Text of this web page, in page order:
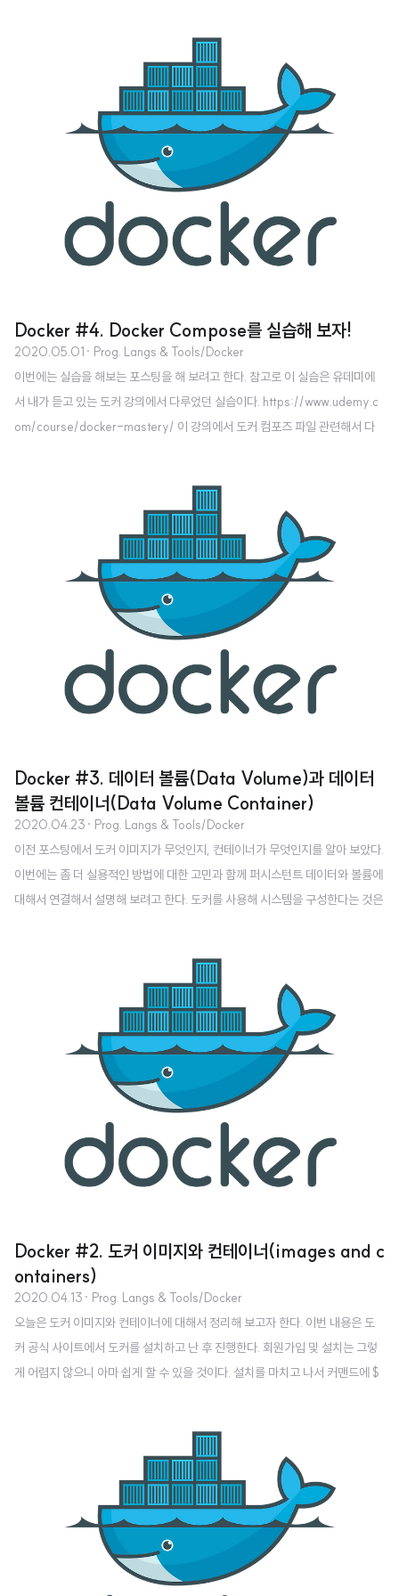
간의 통신은 어떻게 해야 하는지 등의 조율을 수월하게 할 수 있다. 여기서 잠깐,
도커에서 쓰이는 다양한 도구들의 역할을 복습하고 가자 도커 컴포즈(docker-
compose) : 여러 컨테이너로 구성된 도커 어플리케이션을 관리 (주로 단일 호
Docker #4. Docker Compose를 실습해 보자!
2020.05.01 · Prog. Langs & Tools/Docker
이번에는 실습을 해보는 포스팅을 해 보려고 한다. 참고로 이 실습은 유데미에
서 내가 듣고 있는 도커 강의에서 다루었던 실습이다. https://www.udemy.c
om/course/docker-mastery/ 이 강의에서 도커 컴포즈 파일 관련해서 다
서 도커 컴포즈 파일을 사용해야 한다. 나는 이전 과제에서 drupal 웹사이트를
도커로 띄우는 과제를 하나 했었고, 여기에서 이어서 진행한다. 빈 디렉토리에
Dockerfile을 하나 만든다. 이 도커파일에 대해서 설명을 하면, ..
Docker #3. 데이터 볼륨(Data Volume)과 데이터
볼륨 컨테이너(Data Volume Container)
2020.04.23 · Prog. Langs & Tools/Docker
이전 포스팅에서 도커 이미지가 무엇인지, 컨테이너가 무엇인지를 알아 보았다.
이번에는 좀 더 실용적인 방법에 대한 고민과 함께 퍼시스턴트 데이터와 볼륨에
대해서 연결해서 설명해 보려고 한다. 도커를 사용해 시스템을 구성한다는 것은
하는지가 매우 중요하다. 컨테이너 하나가 어느 정도의 책임을 맡는 것이 적정
수준일까? 단일 컨테이너의 시스템 내 비중을 어떻게 결정하는지 알아보자. 정
기적으로 어떤 작업을 실행해야 하는 컨테이너가 있다고 가정하자. 스케줄러는
직접 갖춘 어플리케이션도 있겠지만, ..
Docker #2. 도커 이미지와 컨테이너(images and c
ontainers)
2020.04.13 · Prog. Langs & Tools/Docker
오늘은 도커 이미지와 컨테이너에 대해서 정리해 보고자 한다. 이번 내용은 도
커 공식 사이트에서 도커를 설치하고 난 후 진행한다. 회원가입 및 설치는 그렇
게 어렵지 않으니 아마 쉽게 할 수 있을 것이다. 설치를 마치고 나서 커맨드에 $
컨테이너를 구성하는 파일 시스템과 실행할 어플리케이션 설정을 하나로 합친
것으로, 컨테이너를 생성하는 템플릿 역할을 한다. 도커 컨테이너 : 도커 이미지
를 기반으로 생성되며, 파일 시스템과 어플리케이션이 구체화되어 실행되는 상